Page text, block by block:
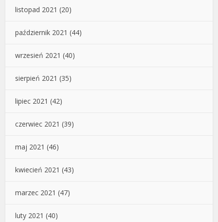
listopad 2021 (20)
październik 2021 (44)
wrzesień 2021 (40)
sierpień 2021 (35)
lipiec 2021 (42)
czerwiec 2021 (39)
maj 2021 (46)
kwiecień 2021 (43)
marzec 2021 (47)
luty 2021 (40)